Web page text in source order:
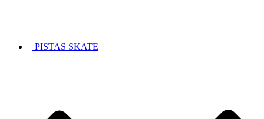
PISTAS SKATE